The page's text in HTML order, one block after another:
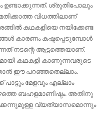
ശ്രുതിപോലും
വിധത്തിലാണ്
കഥകളിയെ നയിക്കേണ്ട
കാരണം കഷ്ടപ്പെടുമ്പോൾ
നടന്റെ ആട്ടത്തെയാണ്.
കഥകളി കാണുന്നവരുടെ
ഈ പറഞ്ഞതെല്ലാം.
മേളവും എല്ലാം
ബഹളമാണിഷ്ടം. അതിനു
വ്യത്യാസമൊന്നും